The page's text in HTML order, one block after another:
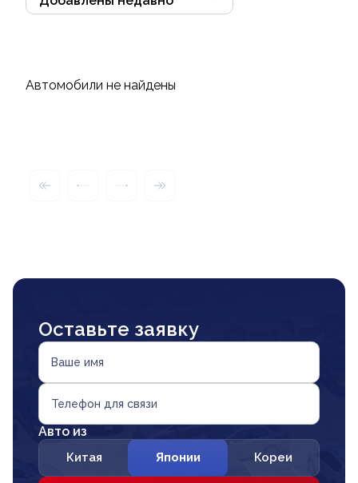
Автомобили не найдены
Оставьте заявку
Ваше имя
Телефон для связи
Авто из
Китая Японии Кореи